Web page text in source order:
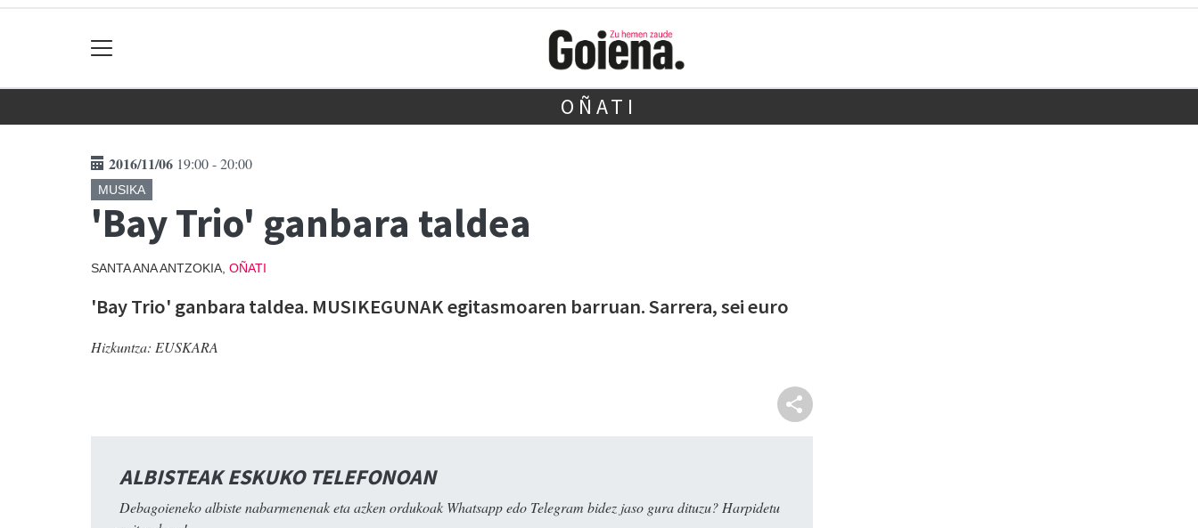
OÑATI
2016/11/06 19:00 - 20:00
MUSIKA
'Bay Trio' ganbara taldea
SANTA ANA ANTZOKIA, OÑATI
'Bay Trio' ganbara taldea. MUSIKEGUNAK egitasmoaren barruan. Sarrera, sei euro
Hizkuntza: EUSKARA
ALBISTEAK ESKUKO TELEFONOAN
Debagoieneko albiste nabarmenenak eta azken ordukoak Whatsapp edo Telegram bidez jaso gura dituzu? Harpidetu